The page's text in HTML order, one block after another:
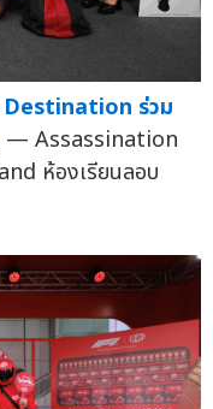
Destination ร่วม
— Assassination
ห้องเรียนลอบ